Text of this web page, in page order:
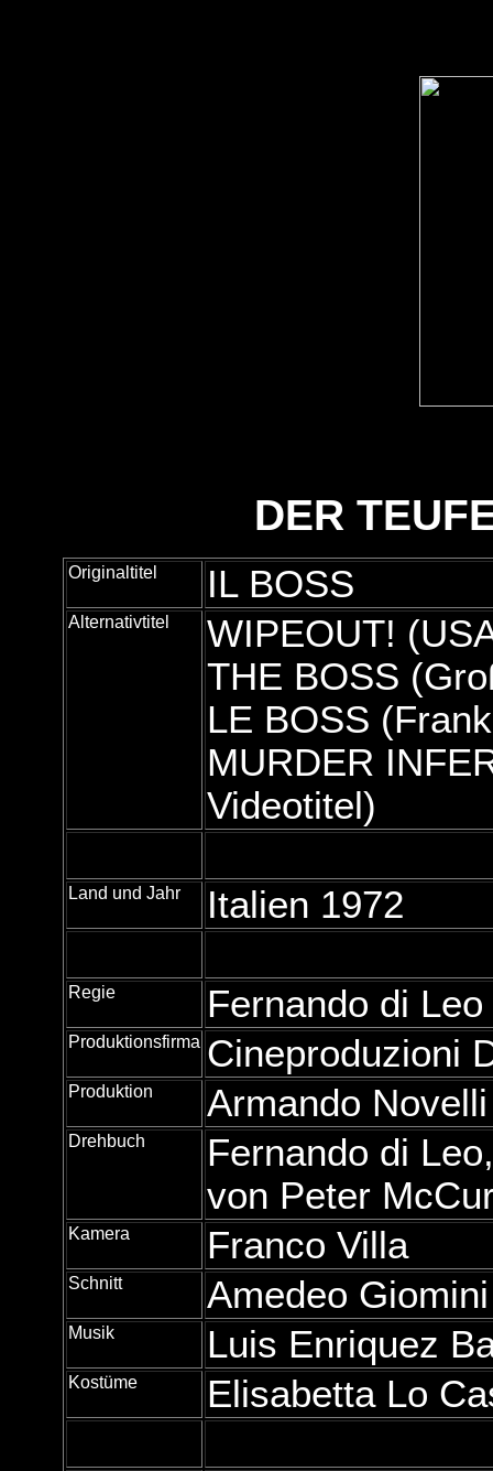
DER
Originaltitel IL BOSS
Alternativtitel
WIPEOUT!
THE BOSS
LE BOSS
MURDER
Videotitel)
Land und Jahr Italien 1972
Regie Fernando di Leo
Produktionsfirma Cineproduzioni
Produktion Armando Novelli
Drehbuch
Fernando di
von Peter
Kamera Franco Villa
Schnitt Amedeo Giomini
Musik Luis Enriquez
Kostüme Elisabetta Lo